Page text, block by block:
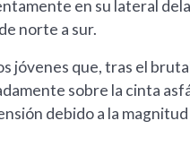
en su lateral
norte a sur.
jóvenes que, tras el
sobre la cinta
debido a la